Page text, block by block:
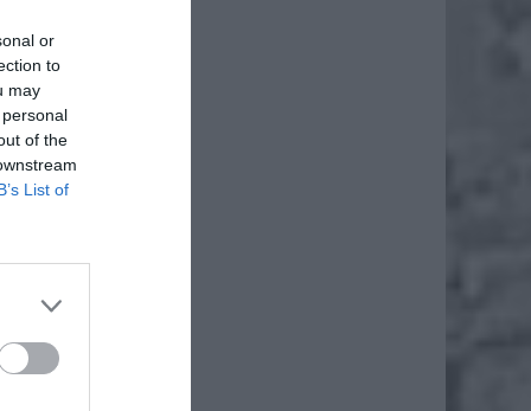
or
to
may
of the
List of